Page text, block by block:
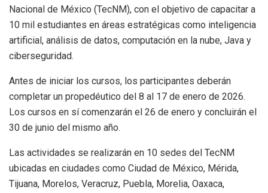
Nacional de México (TecNM), con el objetivo de capacitar a
10 mil estudiantes en áreas estratégicas como inteligencia
artificial, análisis de datos, computación en la nube, Java y
ciberseguridad.
Antes de iniciar los cursos, los participantes deberán
completar un propedéutico del 8 al 17 de enero de 2026.
Los cursos en sí comenzarán el 26 de enero y concluirán el
30 de junio del mismo año.
Las actividades se realizarán en 10 sedes del TecNM
ubicadas en ciudades como Ciudad de México, Mérida,
Tijuana, Morelos, Veracruz, Puebla, Morelia, Oaxaca,